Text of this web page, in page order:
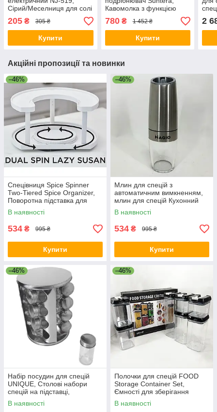
Сірий/Меселниця для солі
та перцю/Млин на
батарейках
205 ₴ 305 ₴
Купити
Кавомолка з функцією
подрібнення зерен для
лате TV-23
780₴ 1 452 ₴
Купити
та
2
Акційні пропозиції та новинки
–46%
Спецівниця Spice Spinner
Two-Tiered Spice Organizer,
Поворотна підставка для
спецій, Карусель для спецій
XC-15
В наявності
534 ₴ 995 ₴
Купити
–46%
Млин для спецій з
автоматичним вимкненням,
млин для спецій Кухонний
електричний перцю NQ-15
В наявності
534 ₴ 995 ₴
Купити
–46%
Набір посудин для спецій
UNIQUE, Столові набори
спецій на підставці,
Органайзер для сипучих ZG-
40
В наявності
–46%
Полочки для спецій FOOD
Storage Container Set,
Ємності для зберігання
спецій Ємність GJ-76
В наявності